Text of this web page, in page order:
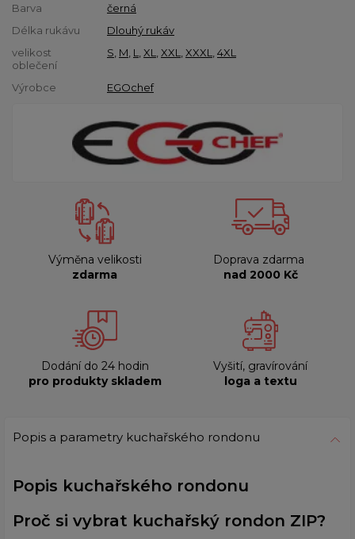
Barva
černá
Délka rukávu
Dlouhý rukáv
velikost
oblečení
S M L XL XXL XXXL 4XL
Výrobce EGOchef
Výměna velikosti
zdarma
Doprava zdarma
nad 2000 Kč
Dodání do 24 hodin
pro produkty skladem
Vyšití, gravírování
loga a textu
Popis a parametry kuchařského rondonu
Popis kuchařského rondonu
Proč si vybrat kuchařský rondon ZIP?